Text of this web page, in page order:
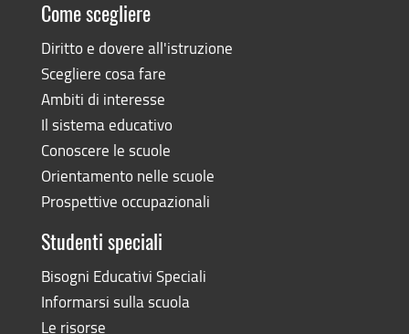
Come scegliere
Diritto e dovere all'istruzione
Scegliere cosa fare
Ambiti di interesse
Il sistema educativo
Conoscere le scuole
Orientamento nelle scuole
Prospettive occupazionali
Studenti speciali
Bisogni Educativi Speciali
Informarsi sulla scuola
Le risorse